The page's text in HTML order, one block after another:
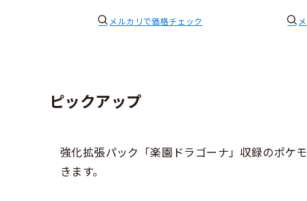
メルカリで価格チェック
ピックアップ
強化拡張パック「楽園ドラゴーナ」収録のポケ
きます。